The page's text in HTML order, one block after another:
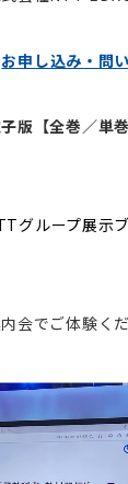
お申し込み・問
版【全巻／単巻
グループ展示
会でご体験くだ